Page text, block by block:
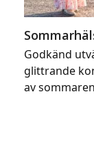
Godkänd
glittrande
av